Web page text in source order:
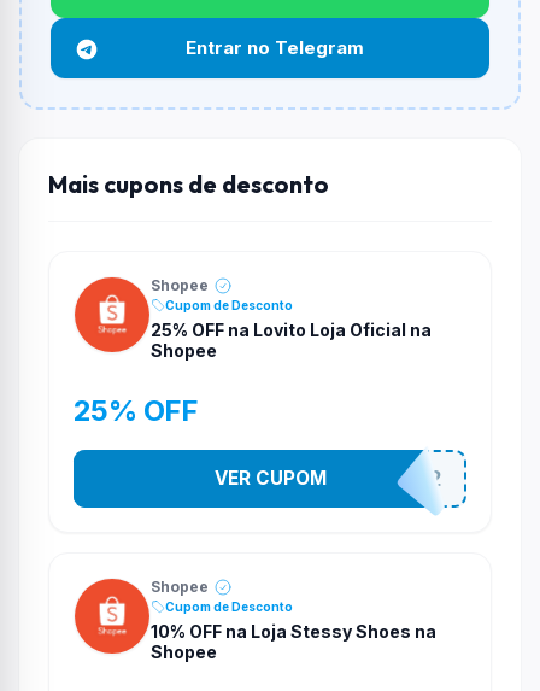
Não necessariamente. Depende de itens participantes
e alguns vendedores ou produtos especificos podem
não aceitar cupons.
Entrar no Telegram
Mais cupons de desconto
Shopee
Cupom de Desconto
25% OFF na Lovito Loja Oficial na
Shopee
25% OFF
141525852
VER CUPOM
Shopee
Cupom de Desconto
10% OFF na Loja Stessy Shoes na
Shopee